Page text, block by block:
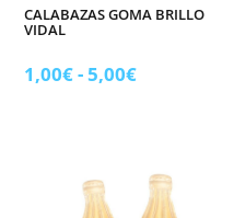
CALABAZAS GOMA BRILLO
VIDAL
1,00€-5,00€Rango
1,00€